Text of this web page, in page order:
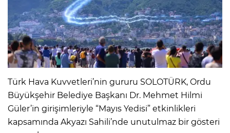
Türk Hava Kuvvetleri’nin gururu SOLOTÜRK, Ordu
Büyükşehir Belediye Başkanı Dr. Mehmet Hilmi
Güler’in girişimleriyle “Mayıs Yedisi” etkinlikleri
kapsamında Akyazı Sahili’nde unutulmaz bir gösteri